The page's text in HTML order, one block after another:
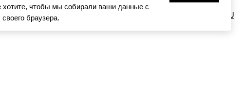
чтобы мы собирали ваши данные с
браузера.
FEEDBACK@PIMINOVAVALERY.RU